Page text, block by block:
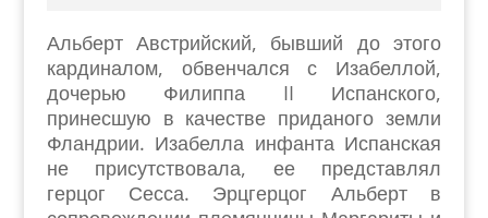
Альберт Австрийский, бывший до этого
кардиналом, обвенчался с Изабеллой,
дочерью Филиппа II Испанского,
принесшую в качестве приданого земли
Фландрии. Изабелла инфанта Испанская
не присутствовала, ее представлял
герцог Сесса. Эрцгерцог Альберт в